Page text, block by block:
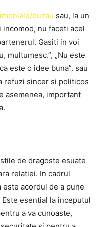
buzau sau, la un
incomod, nu faceti acel
Gasiti in voi
multumesc.”, „Nu este
este o idee buna”. sau
refuzi sincer si politicos
asemenea, important
de dragoste esuate
relatiei. In cadrul
acordul de a pune
esential la inceputul
a va cunoaste,